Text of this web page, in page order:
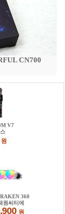
CN700